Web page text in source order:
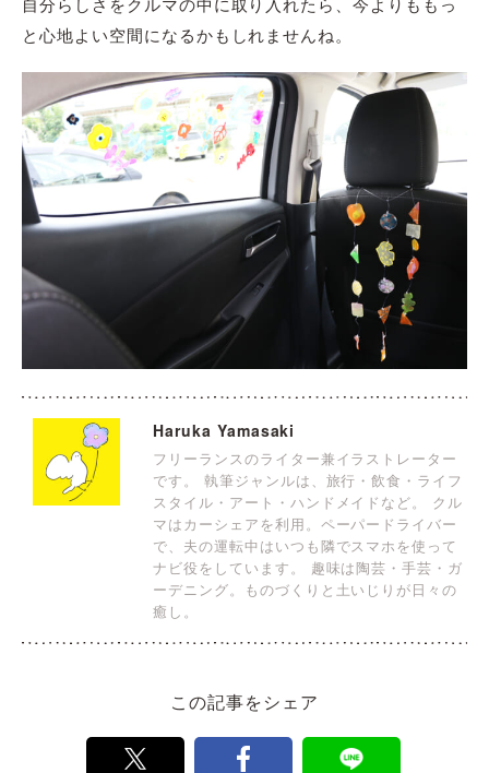
と心地よい空間になるかもしれませんね。
Haruka Yamasaki
フリーランスのライター兼イラストレーター
です。 執筆ジャンルは、旅行・飲食・ライフ
スタイル・アート・ハンドメイドなど。 クル
マはカーシェアを利用。ペーパードライバー
で、夫の運転中はいつも隣でスマホを使って
ナビ役をしています。 趣味は陶芸・手芸・ガ
ーデニング。ものづくりと土いじりが日々の
癒し。
この記事をシェア